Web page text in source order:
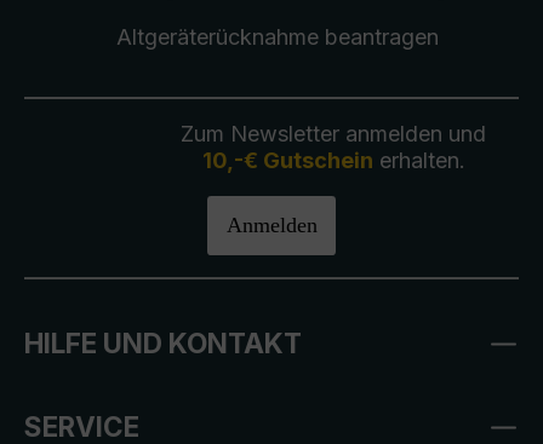
Altgeräterücknahmebeantragen
Zum Newsletter anmelden und
10,-€ Gutschein erhalten.
Anmelden
HILFE UND KONTAKT
SERVICE